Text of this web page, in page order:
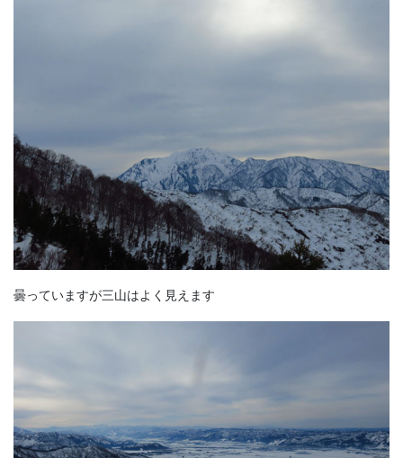
曇っていますが三山はよく見えます